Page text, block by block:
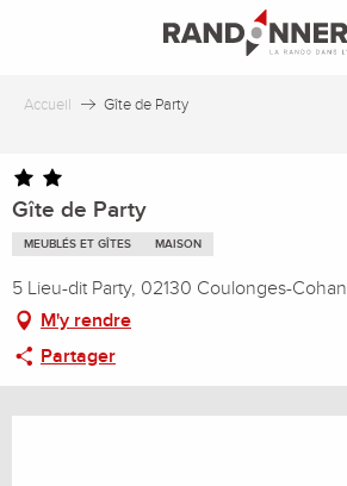
principal
Accueil Gîte de Party
Gîte de Party
MEUBLÉS ET GÎTES MAISON
5 Lieu-dit Party, 02130 Coulonges-Cohan
M'y rendre
Partager